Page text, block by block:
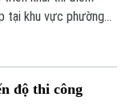
tại khu vực phường
kiểm soát ô nhiễm
độ thi công